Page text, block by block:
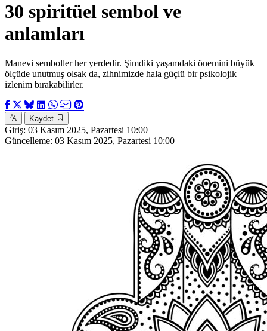
30 spiritüel sembol ve
anlamları
Manevi semboller her yerdedir. Şimdiki yaşamdaki önemini büyük
ölçüde unutmuş olsak da, zihnimizde hala güçlü bir psikolojik
izlenim bırakabilirler.
Kaydet
Giriş: 03 Kasım 2025, Pazartesi 10:00
Güncelleme: 03 Kasım 2025, Pazartesi 10:00